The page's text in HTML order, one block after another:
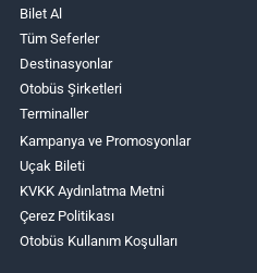
Bilet Al
Tüm Seferler
Destinasyonlar
Otobüs Şirketleri
Terminaller
Kampanya ve Promosyonlar
Uçak Bileti
KVKK Aydınlatma Metni
Çerez Politikası
Otobüs Kullanım Koşulları